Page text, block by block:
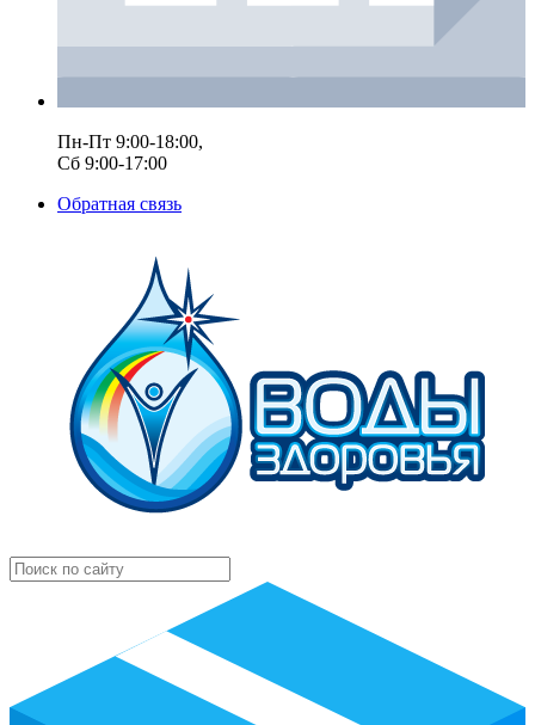
Пн-Пт 9:00-18:00,
Сб 9:00-17:00
Обратная связь